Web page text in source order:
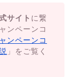
サイト に繋
ンペーンコ
ンペーンコ
」をご覧く